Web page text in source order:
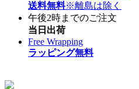
送料無料※離島は除く
午後2時までのご注文
当日出荷
Free Wrapping
ラッピング無料